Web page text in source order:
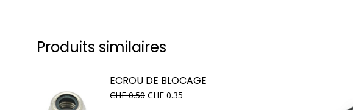
Produits similaires
ECROU DE BLOCAGE
CHF0.50 CHF 0.35